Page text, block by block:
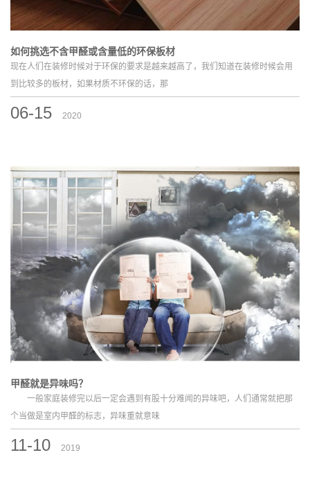
如何挑选不含甲醛或含量低的环保板材
现在人们在装修时候对于环保的要求是越来越高了，我们知道在装修时候会用
到比较多的板材，如果材质不环保的话，那
06-15 2020
甲醛就是异味吗？
一般家庭装修完以后一定会遇到有股十分难闻的异味吧，人们通常就把那
个当做是室内甲醛的标志，异味重就意味
11-10 2019